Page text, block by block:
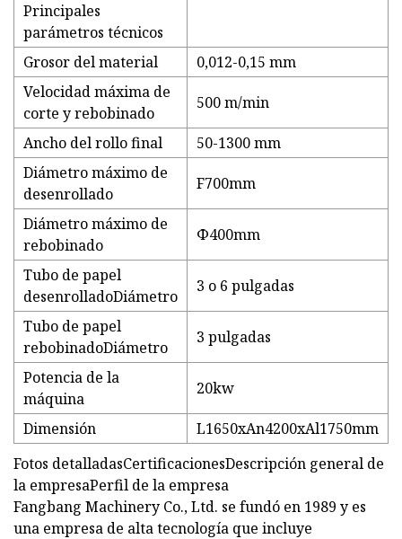
Principales
parámetros técnicos
Grosor del material
0,012-0,15 mm
Velocidad máxima de
corte y rebobinado
500 m/min
Ancho del rollo final
50-1300 mm
Diámetro máximo de
desenrollado
F700mm
Diámetro máximo de
rebobinado
Ф400mm
Tubo de papel
desenrolladoDiámetro
3 o 6 pulgadas
Tubo de papel
rebobinadoDiámetro
3 pulgadas
Potencia de la
máquina
20kw
Dimensión
L1650xAn4200xAl1750mm
Fotos detalladasCertificacionesDescripción general de
la empresaPerfil de la empresa
Fangbang Machinery Co., Ltd. se fundó en 1989 y es
una empresa de alta tecnología que incluye